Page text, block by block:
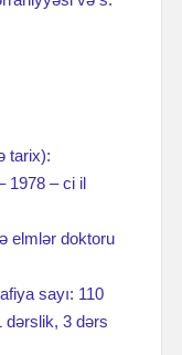
tarix):
1978 – ci il
elmlər doktoru
sayı: 110
dərslik, 3 dərs